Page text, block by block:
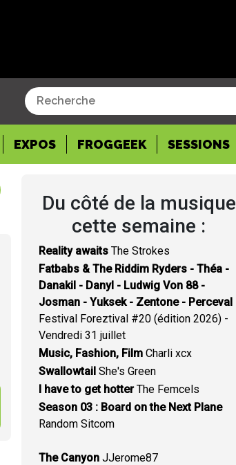
EXPOS FROGGEEK SESSIONS
Du côté de la musique
cette semaine :
Reality awaits The Strokes
Fatbabs & The Riddim Ryders - Théa -
Danakil - Danyl - Ludwig Von 88 -
Josman - Yuksek - Zentone - Perceval
Festival Foreztival #20 (édition 2026) -
Vendredi 31 juillet
Music, Fashion, Film Charli xcx
Swallowtail She's Green
I have to get hotterThe Femcels
Season 03 : Board on the Next Plane
Random Sitcom
The Canyon JJerome87